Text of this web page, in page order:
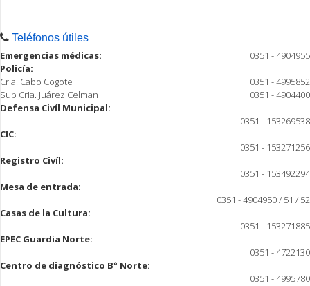
Teléfonos útiles
Emergencias médicas:
0351 - 4904955
Policía:
Cria. Cabo Cogote
0351 - 4995852
Sub Cria. Juárez Celman
0351 - 4904400
Defensa Civíl Municipal:
0351 - 153269538
CIC:
0351 - 153271256
Registro Civíl:
0351 - 153492294
Mesa de entrada:
0351 - 4904950 / 51 / 52
Casas de la Cultura:
0351 - 153271885
EPEC Guardia Norte:
0351 - 4722130
Centro de diagnóstico B° Norte:
0351 - 4995780